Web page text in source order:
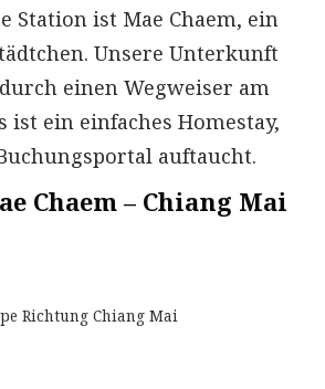
Station ist Mae Chaem, ein
Unsere Unterkunft
einen Wegweiser am
ist ein einfaches Homestay,
auftaucht.
Chaem – Chiang Mai
Richtung Chiang Mai